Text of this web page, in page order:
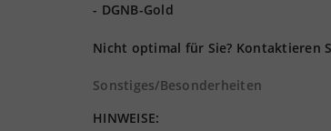
- DGNB-Gold
Nicht optimal für Sie? Kontaktieren
Sonstiges/Besonderheiten
HINWEISE: